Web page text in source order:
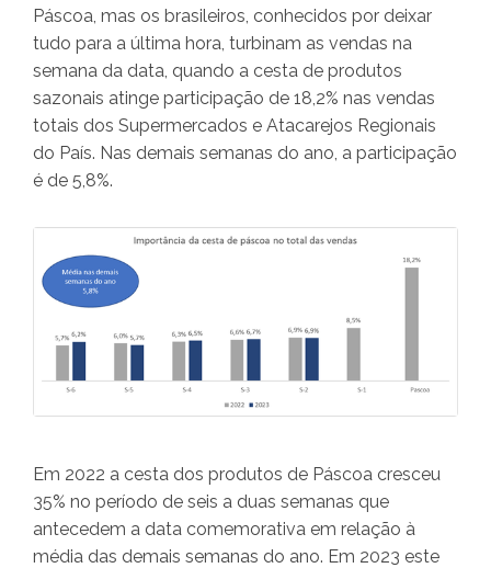
Páscoa, mas os brasileiros, conhecidos por deixar
tudo para a última hora, turbinam as vendas na
semana da data, quando a cesta de produtos
sazonais atinge participação de 18,2% nas vendas
totais dos Supermercados e Atacarejos Regionais
do País. Nas demais semanas do ano, a participação
é de 5,8%.
Em 2022 a cesta dos produtos de Páscoa cresceu
35% no período de seis a duas semanas que
antecedem a data comemorativa em relação à
média das demais semanas do ano. Em 2023 este